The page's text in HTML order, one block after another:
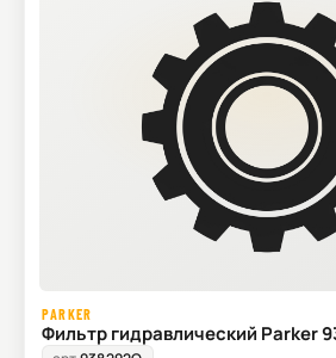
PARKER
Фильтр гидравлический Parker